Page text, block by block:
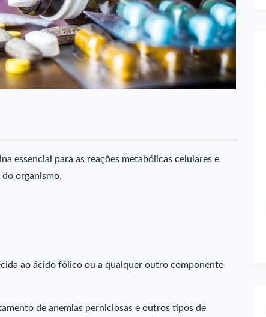
essencial para as reações metabólicas celulares e
organismo.
ao ácido fólico ou a qualquer outro componente
de anemias perniciosas e outros tipos de